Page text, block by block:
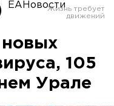
ЕАНовости
новых
105
Урале